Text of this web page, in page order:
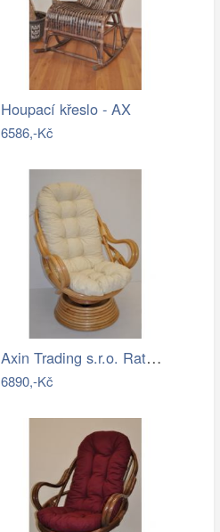
Houpací křeslo - AX
6586,-Kč
Axin Trading s.r.o. Ratanové houpací…
6890,-Kč